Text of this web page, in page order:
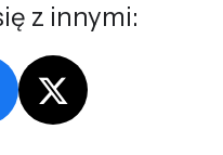
z innymi: